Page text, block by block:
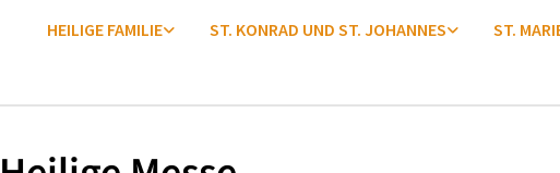
HEILIGE FAMILIE ST. KONRAD UND ST. JOHANNES ST.